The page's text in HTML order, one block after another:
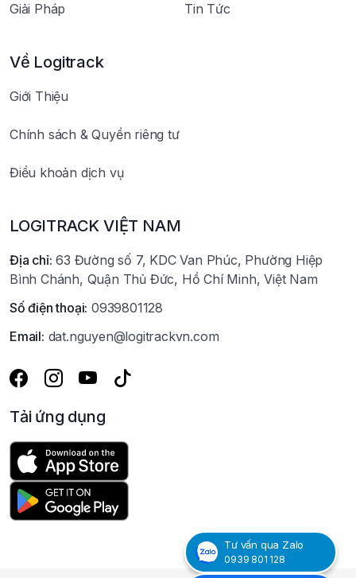
Giải Pháp Tin Tức
Về Logitrack
Giới Thiệu
Chính sách & Quyền riêng tư
Điều khoản dịch vụ
LOGITRACK VIỆT NAM
Địa chỉ: 63 Đường số 7, KDC Van Phúc, Phường Hiệp
Bình Chánh, Quận Thủ Đức, Hồ Chí Minh, Việt Nam
Số điện thoại: 0939801128
Email: dat.nguyen@logitrackvn.com
Tải ứng dụng
Tư vấn qua Zalo
0939 801 128